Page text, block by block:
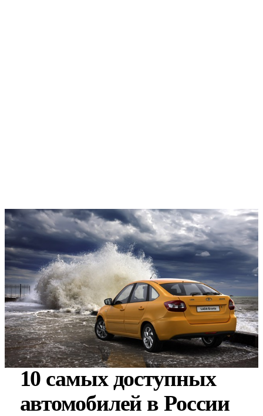
10 самых доступных
автомобилей в России